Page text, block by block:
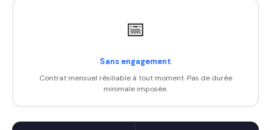
📅
Sans engagement
Contrat mensuel résiliable à tout moment. Pas de durée
minimale imposée.